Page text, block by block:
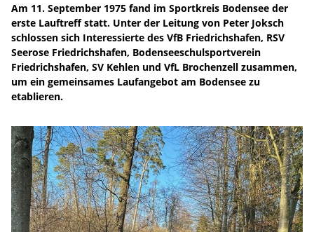
Am 11. September 1975 fand im Sportkreis Bodensee der
erste Lauftreff statt. Unter der Leitung von Peter Joksch
schlossen sich Interessierte des VfB Friedrichshafen, RSV
Seerose Friedrichshafen, Bodenseeschulsportverein
Friedrichshafen, SV Kehlen und VfL Brochenzell zusammen,
um ein gemeinsames Laufangebot am Bodensee zu
etablieren.